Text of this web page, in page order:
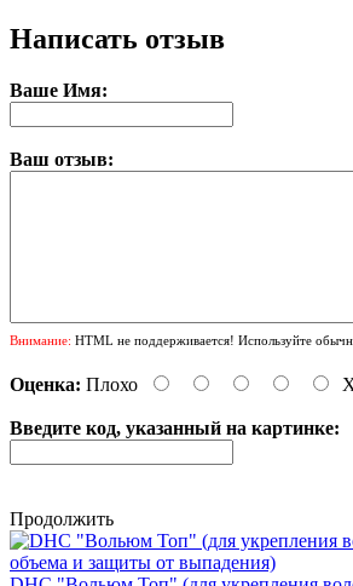
Написать отзыв
Ваше Имя:
Ваш отзыв:
Внимание: HTML не поддерживается! Используйте
Оценка: Плохо
Введите код, указанный на картинке:
Продолжить